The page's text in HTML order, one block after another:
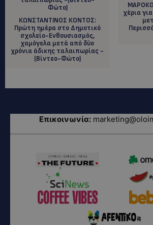
ΚΩΝΣΤΑΝΤΙΝΟΣ ΚΟΝΤΟΣ:
Πρώτη ημέρα στο Δημοτικό
σχολείο-Ενθουσιασμός,
χαμόγελα μετά από δύο
χρόνια άδικης ταλαιπωρίας -
(Βίντεο-Φώτο)
χέρια
Επικοινωνία: